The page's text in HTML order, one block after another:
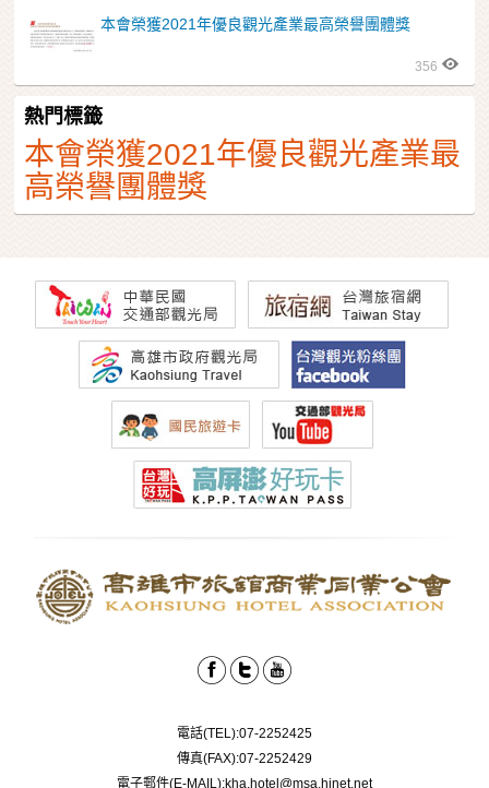
本會榮獲2021年優良觀光產業最高榮譽團體獎
356
熱門標籤
本會榮獲2021年優良觀光產業最
高榮譽團體獎
電話(TEL):07-2252425
傳真(FAX):07-2252429
電子郵件(E-MAIL):kha.hotel@msa.hinet.net